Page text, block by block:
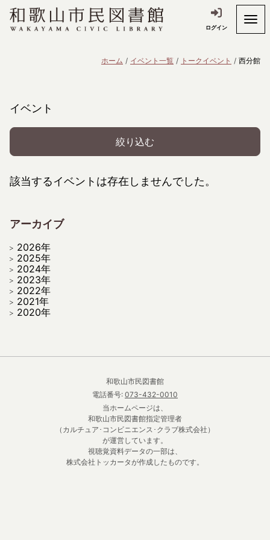
ログイン
ホーム イベント一覧 トークイベント 西分館
イベント
絞り込む
該当するイベントは存在しませんでした。
アーカイブ
2026年
2025年
2024年
2023年
2022年
2021年
2020年
和歌山市民図書館
電話番号: 073-432-0010
当ホームページは、
和歌山市民図書館指定管理者
（カルチュア･コンビニエンス･クラブ株式会社）
が運営しています。
視聴覚資料データの一部は、
株式会社トッカータが作成したものです。